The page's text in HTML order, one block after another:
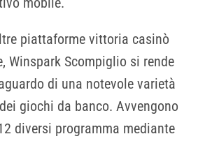
piattaforme vittoria casinò
Winspark Scompiglio si rende
di una notevole varietà
giochi da banco. Avvengono
diversi programma mediante